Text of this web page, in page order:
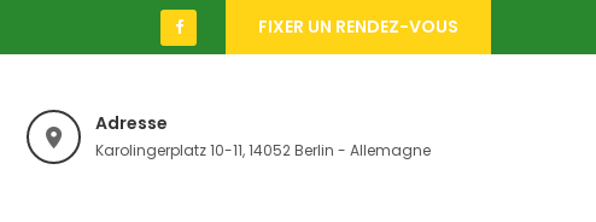
FIXER UN RENDEZ-VOUS
Adresse
Karolingerplatz 10-11, 14052 Berlin - Allemagne